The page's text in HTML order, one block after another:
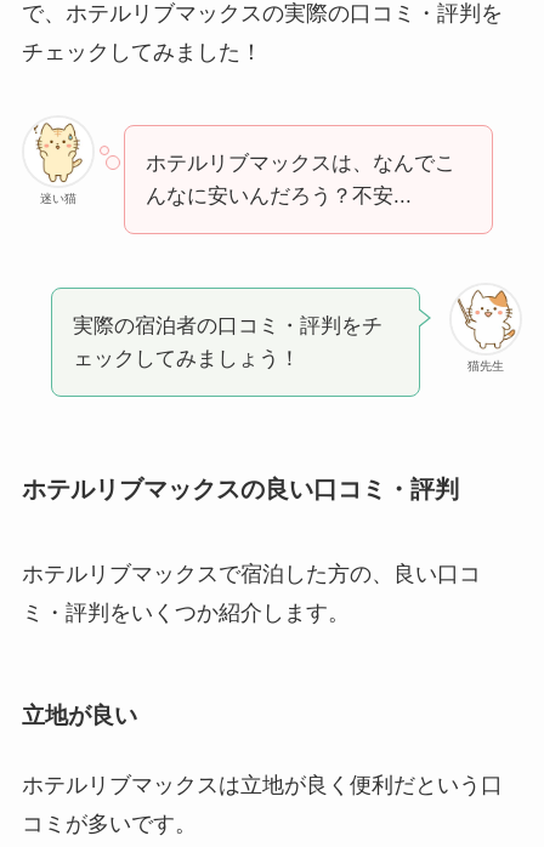
で、ホテルリブマックスの実際の口コミ・評判を
チェックしてみました！
迷い猫
ホテルリブマックスは、なんでこ
んなに安いんだろう？不安...
猫先生
実際の宿泊者の口コミ・評判をチ
ェックしてみましょう！
ホテルリブマックスの良い口コミ・評判
ホテルリブマックスで宿泊した方の、良い口コ
ミ・評判をいくつか紹介します。
立地が良い
ホテルリブマックスは立地が良く便利だという口
コミが多いです。